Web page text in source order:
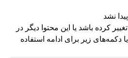
نشد
کرده باشد یا این محتوا دیگر در
زیر برای ادامه استفاده